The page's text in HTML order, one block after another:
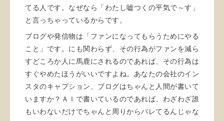
てる人です。なぜなら「わたし嘘つくの平気で～す」
と言っちゃっているからです。
ブログや発信物は「ファンになってもらうためにやる
こと」です。にも関わらず、その行為がファンを減ら
すどころか人に馬鹿にされるのであれば、その行為は
すぐやめたほうがいいですよね。あなたの会社のイン
スタのキャプション、ブログはちゃんと人間が書いて
いますか？ＡＩで書いているのであれば、わざわざ誰
もいわないだけでちゃんと周りからバレてるんじゃな